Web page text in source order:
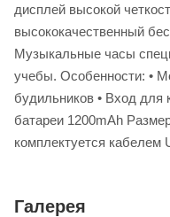
дисплей высокой
высококачественный
Музыкальные часы
учебы. Особенности: •
будильников • Вход для
батареи 1200mAh
комплектуется кабелем
Галерея